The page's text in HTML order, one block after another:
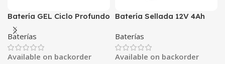
Batería GEL Ciclo Profundo
12V 250Ah POWEST
FLS122500DC | Energía
Solar | Deep Cycle VRLA |
Off-Grid
Baterías
Available on backorder
Batería Sellada 12V 4Ah
Battery | Para UPS y
Alarmas
Baterías
Available on backorder